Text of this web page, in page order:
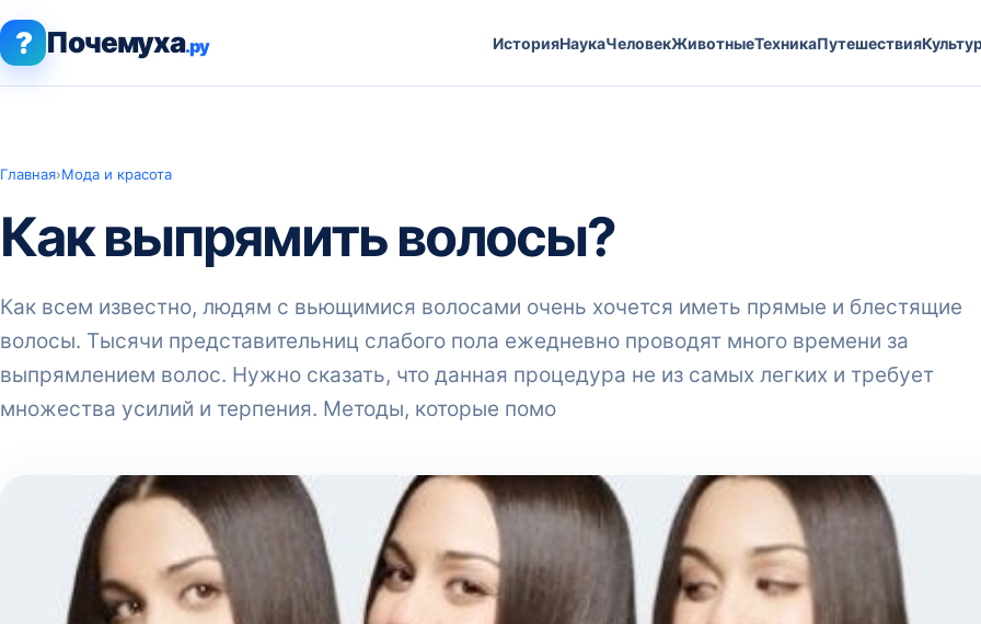
? Почемуха.ру ИсторияНаукаЧеловекЖивотныеТехникаПутешествия
Главная›Мода и красота
Как выпрямить волосы?
Как всем известно, людям с вьющимися волосами очень хочется иметь прямые и блестящие
волосы. Тысячи представительниц слабого пола ежедневно проводят много времени за
выпрямлением волос. Нужно сказать, что данная процедура не из самых легких и требует
множества усилий и терпения. Методы, которые помо